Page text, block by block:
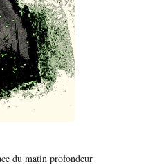
du matin profondeur